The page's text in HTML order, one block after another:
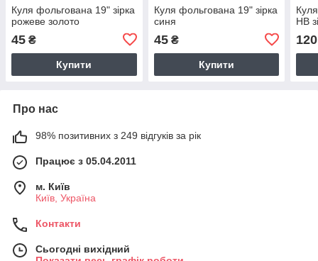
Куля фольгована 19" зірка
рожеве золото
45 ₴
Купити
Куля фольгована 19" зірка
синя
45₴
Купити
HB
120
Про нас
98% позитивних з 249 відгуків за рік
Працює з 05.04.2011
м. Київ
Київ, Україна
Контакти
Сьогодні вихідний